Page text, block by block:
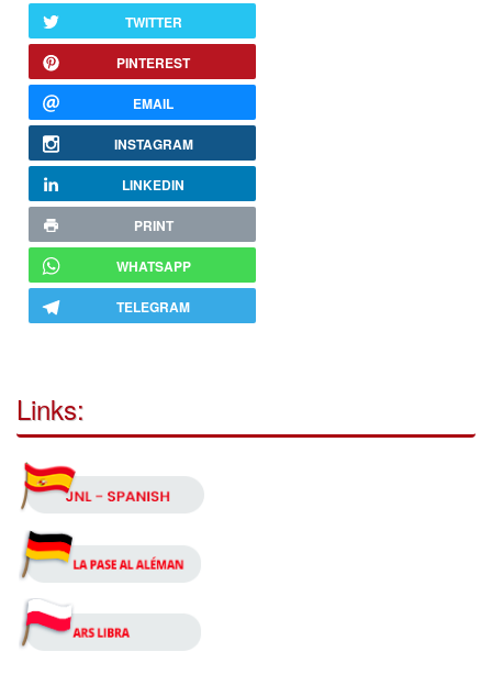
TWITTER
PINTEREST
EMAIL
INSTAGRAM
LINKEDIN
PRINT
WHATSAPP
TELEGRAM
Links: